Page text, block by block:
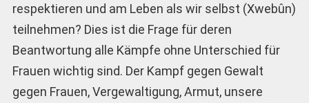
respektieren und am Leben als wir selbst (Xwebûn)
teilnehmen? Dies ist die Frage für deren
Beantwortung alle Kämpfe ohne Unterschied für
Frauen wichtig sind. Der Kampf gegen Gewalt
gegen Frauen, Vergewaltigung, Armut, unsere